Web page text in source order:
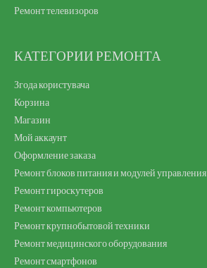
Ремонт телевизоров
КАТЕГОРИИ РЕМОНТА
Згода користувача
Корзина
Магазин
Мой аккаунт
Оформление заказа
Ремонт блоков питания и модулей управления
Ремонт гироскутеров
Ремонт компьютеров
Ремонт крупнобытовой техники
Ремонт медицинского оборудования
Ремонт смартфонов